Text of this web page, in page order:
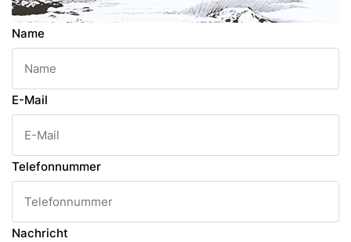
Name
E-Mail
Telefonnummer
Nachricht